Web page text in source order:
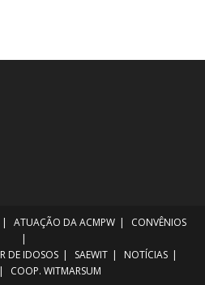
ATUAÇÃO DA ACMPW CONVÊNIOS
DE IDOSOS SAEWIT
NOTÍCIAS
COOP. WITMARSUM